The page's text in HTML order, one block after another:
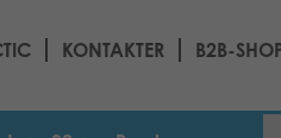
KONTAKTER B2B-